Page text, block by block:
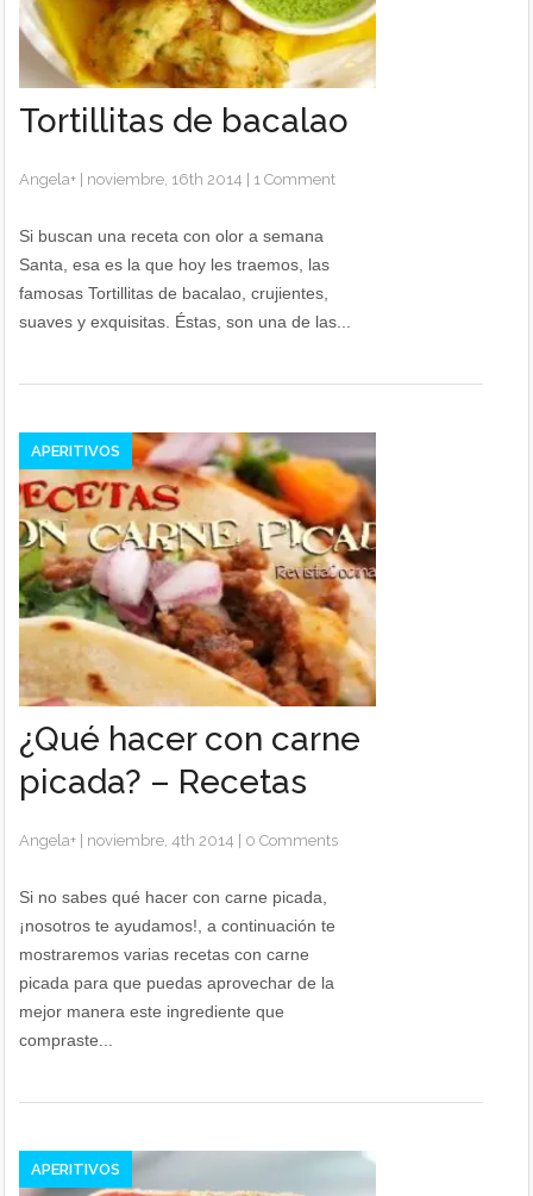
Tortillitas de bacalao
Angela+ noviembre, 16th 2014 1 Comment
Si buscan una receta con olor a semana
Santa, esa es la que hoy les traemos, las
famosas Tortillitas de bacalao, crujientes,
suaves y exquisitas. Éstas, son una de las...
APERITIVOS
¿Qué hacer con carne
picada? – Recetas
Angela+ noviembre, 4th 2014 0 Comments
Si no sabes qué hacer con carne picada,
¡nosotros te ayudamos!, a continuación te
mostraremos varias recetas con carne
picada para que puedas aprovechar de la
mejor manera este ingrediente que
compraste...
APERITIVOS